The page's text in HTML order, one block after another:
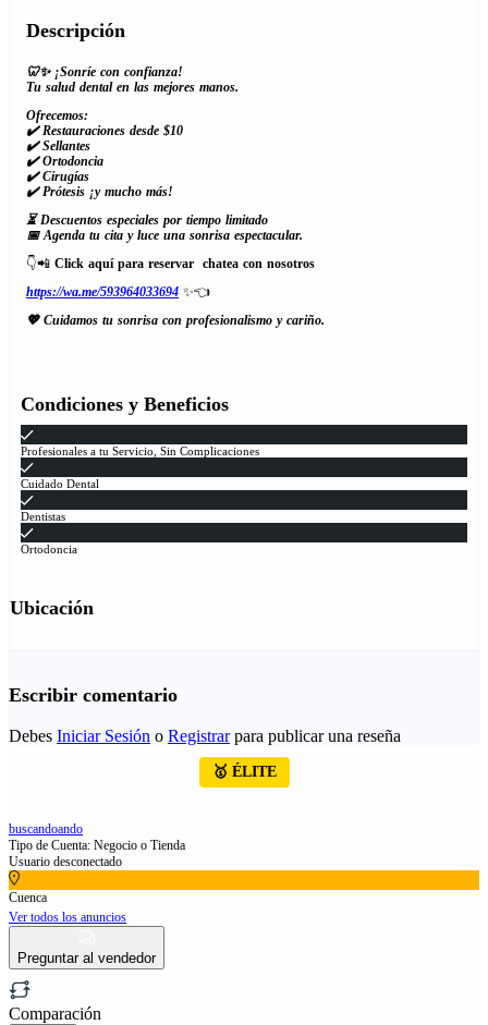
Descripción
🦷✨ ¡Sonríe con confianza!
Tu salud dental en las mejores manos.
Ofrecemos:
✔️ Restauraciones desde $10
✔️ Sellantes
✔️ Ortodoncia
✔️ Cirugías
✔️ Prótesis ¡y mucho más!
⏳ Descuentos especiales por tiempo limitado
📅 Agenda tu cita y luce una sonrisa espectacular.
👇📲 Click aquí para reservar chatea con nosotros
https://wa.me/593964033694 ✨👈
💖 Cuidamos tu sonrisa con profesionalismo y cariño.
Condiciones y Beneficios
Profesionales a tu Servicio, Sin Complicaciones
Cuidado Dental
Dentistas
Ortodoncia
Ubicación
Escribir comentario
Debes Iniciar Sesión o Registrarpara publicar una reseña
🥇 ÉLITE
buscandoando
Tipo de Cuenta: Negocio o Tienda
Usuario desconectado
Cuenca
Ver todos los anuncios
Preguntar al vendedor
Comparación